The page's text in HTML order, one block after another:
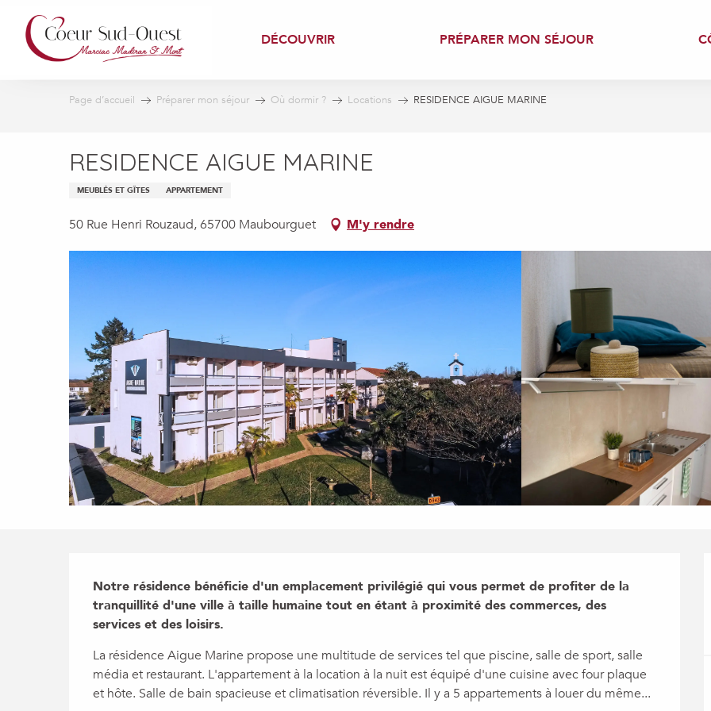
contenu
principal
DÉCOUVRIR PRÉPARER MON SÉJOUR
Page d’accueil Préparer mon séjour Où dormir ? Locations RESIDENCE AIGUE MARINE
RESIDENCE AIGUE MARINE
MEUBLÉS ET GÎTES APPARTEMENT
50 Rue Henri Rouzaud, 65700 Maubourguet M'y rendre
Description
Notre résidence bénéficie d'un emplacement privilégié qui vous permet de profiter de la
tranquillité d'une ville à taille humaine tout en étant à proximité des commerces, des
services et des loisirs.
La résidence Aigue Marine propose une multitude de services tel que piscine, salle de sport, salle
média et restaurant. L'appartement à la location à la nuit est équipé d'une cuisine avec four plaque
et hôte. Salle de bain spacieuse et climatisation réversible. Il y a 5 appartements à louer du même...